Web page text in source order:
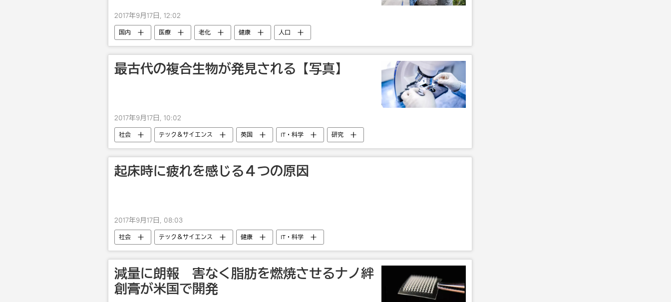
2017年9月17日, 12:02
国内 医療 老化 健康 人口
最古代の複合生物が発見される【写真】
2017年9月17日, 10:02
社会 テック＆サイエンス 英国 IT・科学 研究
起床時に疲れを感じる４つの原因
2017年9月17日, 08:03
社会 テック＆サイエンス 健康 IT・科学
減量に朗報 害なく脂肪を燃焼させるナノ絆
創膏が米国で開発